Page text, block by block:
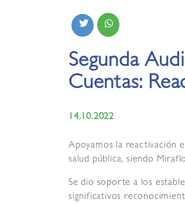
Segunda
Cuentas:
14.10.2022
Apoyamos la reactivación
salud pública, siendo
Se dio soporte a los
significativos